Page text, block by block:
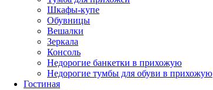
Шкафы-купе
Обувницы
Вешалки
Зеркала
Консоль
Недорогие банкетки в прихожую
Недорогие тумбы для обуви в прихожую
Гостиная